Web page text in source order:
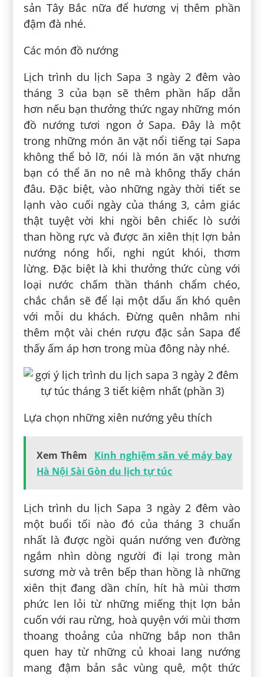
sản Tây Bắc nữa để hương vị thêm phần
đậm đà nhé.
Các món đồ nướng
Lịch trình du lịch Sapa 3 ngày 2 đêm vào
tháng 3 của bạn sẽ thêm phần hấp dẫn
hơn nếu bạn thưởng thức ngay những món
đồ nướng tươi ngon ở Sapa. Đây là một
trong những món ăn vặt nổi tiếng tại Sapa
không thể bỏ lỡ, nói là món ăn vặt nhưng
bạn có thể ăn no nê mà không thấy chán
đâu. Đặc biệt, vào những ngày thời tiết se
lạnh vào cuối ngày của tháng 3, cảm giác
thật tuyệt vời khi ngồi bên chiếc lò sưởi
than hồng rực và được ăn xiên thịt lợn bản
nướng nóng hổi, nghi ngút khói, thơm
lừng. Đặc biệt là khi thưởng thức cùng với
loại nước chấm thần thánh chẩm chéo,
chắc chắn sẽ để lại một dấu ấn khó quên
với mỗi du khách. Đừng quên nhâm nhi
thêm một vài chén rượu đặc sản Sapa để
thấy ấm áp hơn trong mùa đông này nhé.
Lựa chọn những xiên nướng yêu thích
Xem Thêm
Kinh nghiệm săn vé máy bay
Hà Nội Sài Gòn du lịch tự túc
Lịch trình du lịch Sapa 3 ngày 2 đêm vào
một buổi tối nào đó của tháng 3 chuẩn
nhất là được ngồi quán nướng ven đường
ngắm nhìn dòng người đi lại trong màn
sương mờ và trên bếp than hồng là những
xiên thịt đang dần chín, hít hà mùi thơm
phức len lỏi từ những miếng thịt lợn bản
cuốn với rau rừng, hoà quyện với mùi thơm
thoang thoảng của những bắp non thân
quen hay từ những củ khoai lang nướng
mang đậm bản sắc vùng quê, một thức